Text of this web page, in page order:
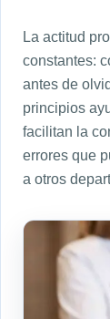
La actitud
constantes:
antes de
principios
facilitan la
errores que
a otros